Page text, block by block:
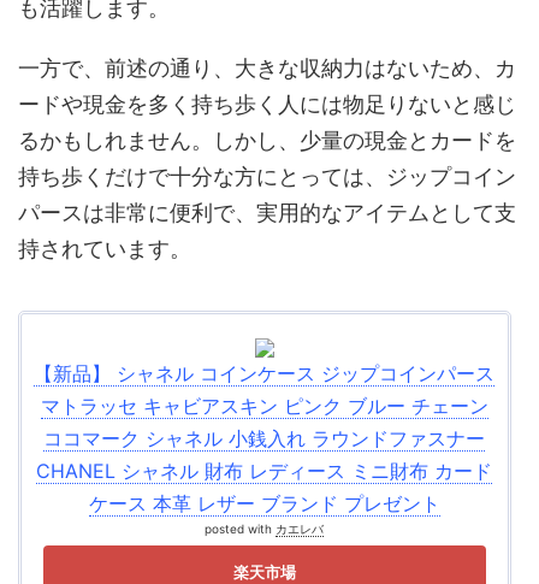
も活躍します。
一方で、前述の通り、大きな収納力はないため、カ
ードや現金を多く持ち歩く人には物足りないと感じ
るかもしれません。しかし、少量の現金とカードを
持ち歩くだけで十分な方にとっては、ジップコイン
パースは非常に便利で、実用的なアイテムとして支
持されています。
【新品】 シャネル コインケース ジップコインパース
マトラッセ キャビアスキン ピンク ブルー チェーン
ココマーク シャネル 小銭入れ ラウンドファスナー
CHANEL シャネル 財布 レディース ミニ財布 カード
ケース 本革 レザー ブランド プレゼント
posted with カエレバ
楽天市場